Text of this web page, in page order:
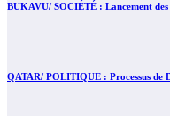
BUKAVU/ SOCIÉTÉ : Lancement
QATAR/ POLITIQUE : Processus de